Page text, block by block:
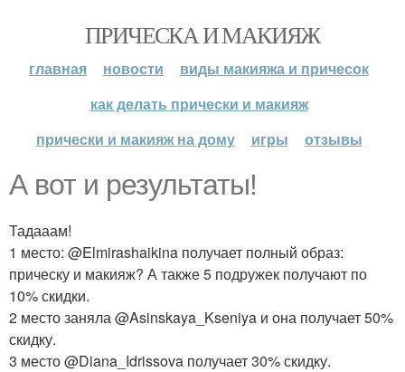
ПРИЧЕСКА И МАКИЯЖ
главная новости
виды макияжа и причесок
как делать прически и макияж
прически и макияж на дому
игры отзывы
А вот и результаты!
Тадааам!
1 место: @Elmirashaikina получает полный образ:
прическу и макияж? А также 5 подружек получают по
10% скидки.
2 место заняла @Asinskaya_Kseniya и она получает 50%
скидку.
3 место @Diana_Idrissova получает 30% скидку.